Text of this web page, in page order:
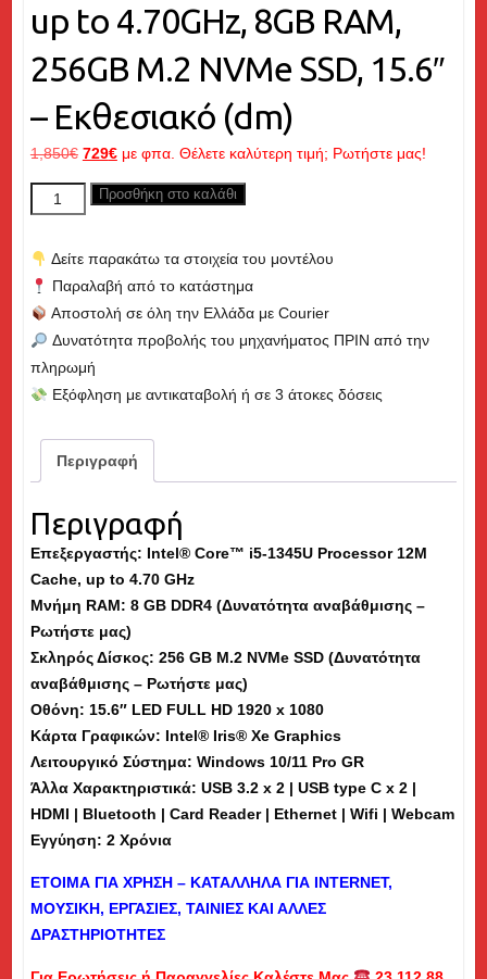
up to 4.70GHz, 8GB RAM,
256GB M.2 NVMe SSD, 15.6″
– Εκθεσιακό (dm)
1,850€ Original
price
was:
729€Η
τρέχουσα
τιμή
729€.
με φπα. Θέλετε καλύτερη τιμή; Ρωτήστε μας!
DELL
Latitude
5540,
i5
up
to
4.70GHz,
8GB
256GB
M.2
SSD,
15.6"
-
Εκθεσιακό
(dm)
ποσότητα
Προσθήκη στο καλάθι
Δείτε παρακάτω τα στοιχεία του μοντέλου
Παραλαβή από το κατάστημα
Αποστολή σε όλη την Ελλάδα με Courier
Δυνατότητα προβολής του μηχανήματος ΠΡΙΝ από την
πληρωμή
Εξόφληση με αντικαταβολή ή σε 3 άτοκες δόσεις
Περιγραφή
Περιγραφή
Επεξεργαστής: Intel® Core™ i5-1345U Processor 12M
Cache, up to 4.70 GHz
Μνήμη RAM: 8 GB DDR4 (Δυνατότητα αναβάθμισης –
Ρωτήστε μας)
Σκληρός Δίσκος: 256 GB M.2 NVMe SSD (Δυνατότητα
αναβάθμισης – Ρωτήστε μας)
Οθόνη: 15.6″ LED FULL HD 1920 x 1080
Κάρτα Γραφικών: Intel® Iris® Xe Graphics
Λειτουργικό Σύστημα: Windows 10/11 Pro GR
Άλλα Χαρακτηριστικά: USB 3.2 x 2 | USB type C x 2 |
HDMI | Bluetooth | Card Reader | Ethernet | Wifi | Webcam
Εγγύηση: 2 Χρόνια
ΕΤΟΙΜΑ ΓΙΑ ΧΡΗΣΗ – ΚΑΤΑΛΛΗΛΑ ΓΙΑ INTERNET,
ΜΟΥΣΙΚΗ, ΕΡΓΑΣΙΕΣ, ΤΑΙΝΙΕΣ ΚΑΙ ΑΛΛΕΣ
ΔΡΑΣΤΗΡΙΟΤΗΤΕΣ